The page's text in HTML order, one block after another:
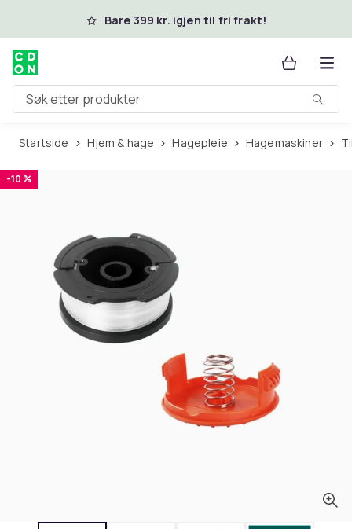
Hopp til hovedinnholdBare 399 kr. igjen til fri frakt!
Søk etter produkter
Startside Hjem & hage Hagepleie Hagemaskiner
-10 %